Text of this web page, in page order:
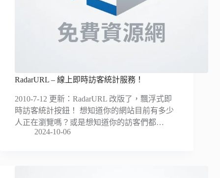
RadarURL – 線上即時訪客統計服務！
2010-7-12 更新：RadarURL 改版了，飄浮式即
時訪客統計按鈕！ 想知道你的網站目前有多少
人正在瀏覽嗎？或是想知道你的訪客們都…
2024-10-06